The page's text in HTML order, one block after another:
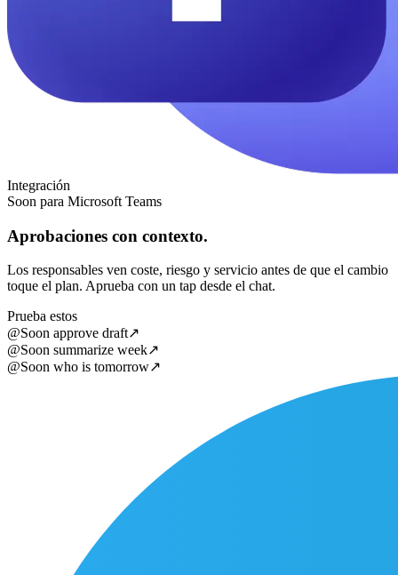
Integración
Soon para Microsoft Teams
Aprobaciones con contexto.
Los responsables ven coste, riesgo y servicio antes de que el cambio
toque el plan. Aprueba con un tap desde el chat.
Prueba estos
@Soon approve draft↗
@Soon summarize week↗
@Soon who is tomorrow↗